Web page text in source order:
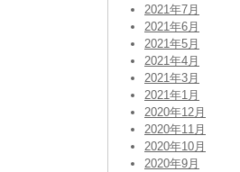
2021年7月
2021年6月
2021年5月
2021年4月
2021年3月
2021年1月
2020年12月
2020年11月
2020年10月
2020年9月